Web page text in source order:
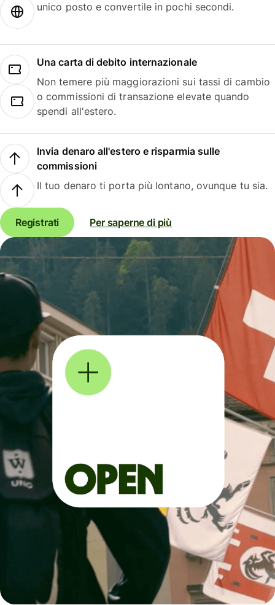
unico posto e convertile in pochi secondi.
Una carta di debito internazionale
Non temere più maggiorazioni sui tassi di cambio
o commissioni di transazione elevate quando
spendi all'estero.
Invia denaro all'estero e risparmia sulle
commissioni
Il tuo denaro ti porta più lontano, ovunque tu sia.
Registrati Per saperne di più